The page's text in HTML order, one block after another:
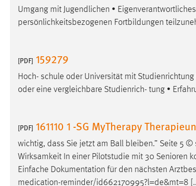
Umgang mit Jugendlichen •
persönlichkeitsbezogenen Fortbildungen
[PDF] 159279
Hoch- schule oder Universität mit
oder eine vergleichbare Studienrich- tung •
[PDF] 161110 1 -SG MyTherapy
wichtig, dass Sie jetzt am Ball bleiben.” Seite 5
Wirksamkeit In einer Pilotstudie mit 30 Senioren
Einfache Dokumentation für den nächsten
medication-reminder/id662170995?l=de&mt=8
Einverständnis
Zweck:
des Benutzers
Cookie Laufzeit: 1 Jahr
Performance
Name: staticfilecache
Zweck:
Für performante Seitenauslieferung wird
in diesem Cookie gespeichert, ob man
eingeloggt ist.